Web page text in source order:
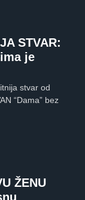
STVAR:
je
stvar od
“Dama” bez
ŽENU